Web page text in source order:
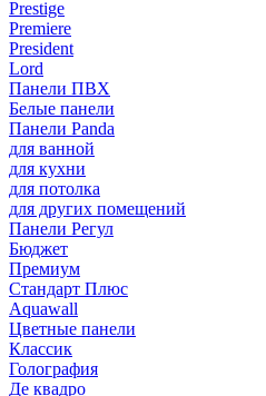
Prestige
Premiere
President
Lord
Панели ПВХ
Белые панели
Панели Panda
для ванной
для кухни
для потолка
для других помещений
Панели Регул
Бюджет
Премиум
Стандарт Плюс
Aquawall
Цветные панели
Классик
Голография
Де квадро